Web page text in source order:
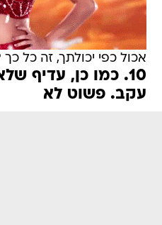
אכול כפי יכולתך, זה כל כך 1999.
10. כמו כן, עדיף
עקב. פשוט לא